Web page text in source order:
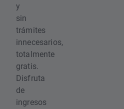
y
sin
trámites
innecesarios,
totalmente
gratis.
Disfruta
de
ingresos